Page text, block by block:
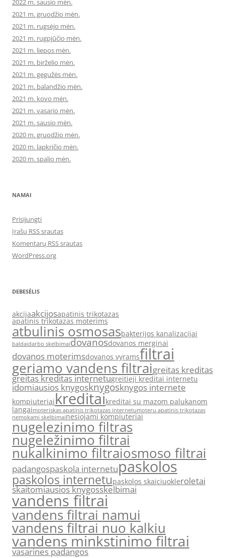
2022 m. sausio mėn.
2021 m. gruodžio mėn.
2021 m. rugsėjo mėn.
2021 m. rugpjūčio mėn.
2021 m. liepos mėn.
2021 m. birželio mėn.
2021 m. gegužės mėn.
2021 m. balandžio mėn.
2021 m. kovo mėn.
2021 m. vasario mėn.
2021 m. sausio mėn.
2020 m. gruodžio mėn.
2020 m. lapkričio mėn.
2020 m. spalio mėn.
NAMAI
Prisijungti
Įrašų RSS srautas
Komentarų RSS srautas
WordPress.org
DEBESĖLIS
akcijaakcijosapatinis trikotazas
apatinis trikotazas moterims
atbulinis osmosasbakterijos kanalizacijai
baldaidarbo skelbimaidovanosdovanos merginai
dovanos moterimsdovanos vyramsfiltrai
geriamo vandens filtraigreitas kreditas
greitas kreditas internetugreitieji kreditai internetu
idomiausios knygosknygosknygos internete
kompiuteriaikreditaikreditai su mazom palukanom
langaimoteriskas apatinis trikotazas internetumoteru apatinis trikotazas
nemokami skelbimainesiojami kompiuteriai
nugelezinimo filtras
nugeležinimo filtrai
nukalkinimo filtraiosmoso filtrai
padangospaskola internetupaskolos
paskolos internetupaskolos skaiciuokleroletai
skaitomiausios knygosskelbimai
vandens filtrai
vandens filtrai namui
vandens filtrai nuo kalkiu
vandens minkstinimo filtrai
vasarines padangos